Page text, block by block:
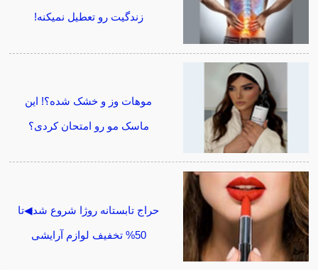
زندگیت رو تعطیل نمیکنه!
موهات وز و خشک شده؟! این
ماسک مو رو امتحان کردی؟
حراج تابستانه روژا شروع شد◀تا
50% تخفیف لوازم آرایشی